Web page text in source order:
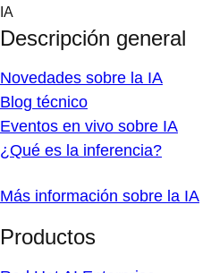
Skip
content
IA
Descripción general
Novedades sobre la IA
Blog técnico
Eventos en vivo sobre IA
¿Qué es la inferencia?
Más información sobre la IA
Productos